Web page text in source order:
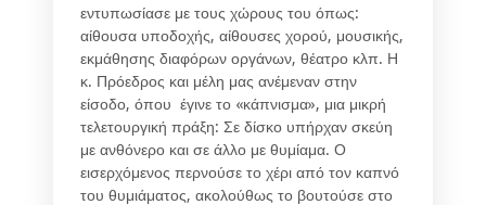
εντυπωσίασε με τους χώρους του όπως:
αίθουσα υποδοχής, αίθουσες χορού, μουσικής,
εκμάθησης διαφόρων οργάνων, θέατρο κλπ. Η
κ. Πρόεδρος και μέλη μας ανέμεναν στην
είσοδο, όπου έγινε το «κάπνισμα», μια μικρή
τελετουργική πράξη: Σε δίσκο υπήρχαν σκεύη
με ανθόνερο και σε άλλο με θυμίαμα. Ο
εισερχόμενος περνούσε το χέρι από τον καπνό
του θυμιάματος, ακολούθως το βουτούσε στο